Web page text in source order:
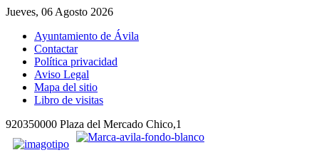
Jueves, 06 Agosto 2026
Ayuntamiento de Ávila
Contactar
Política privacidad
Aviso Legal
Mapa del sitio
Libro de visitas
920350000 Plaza del Mercado Chico,1